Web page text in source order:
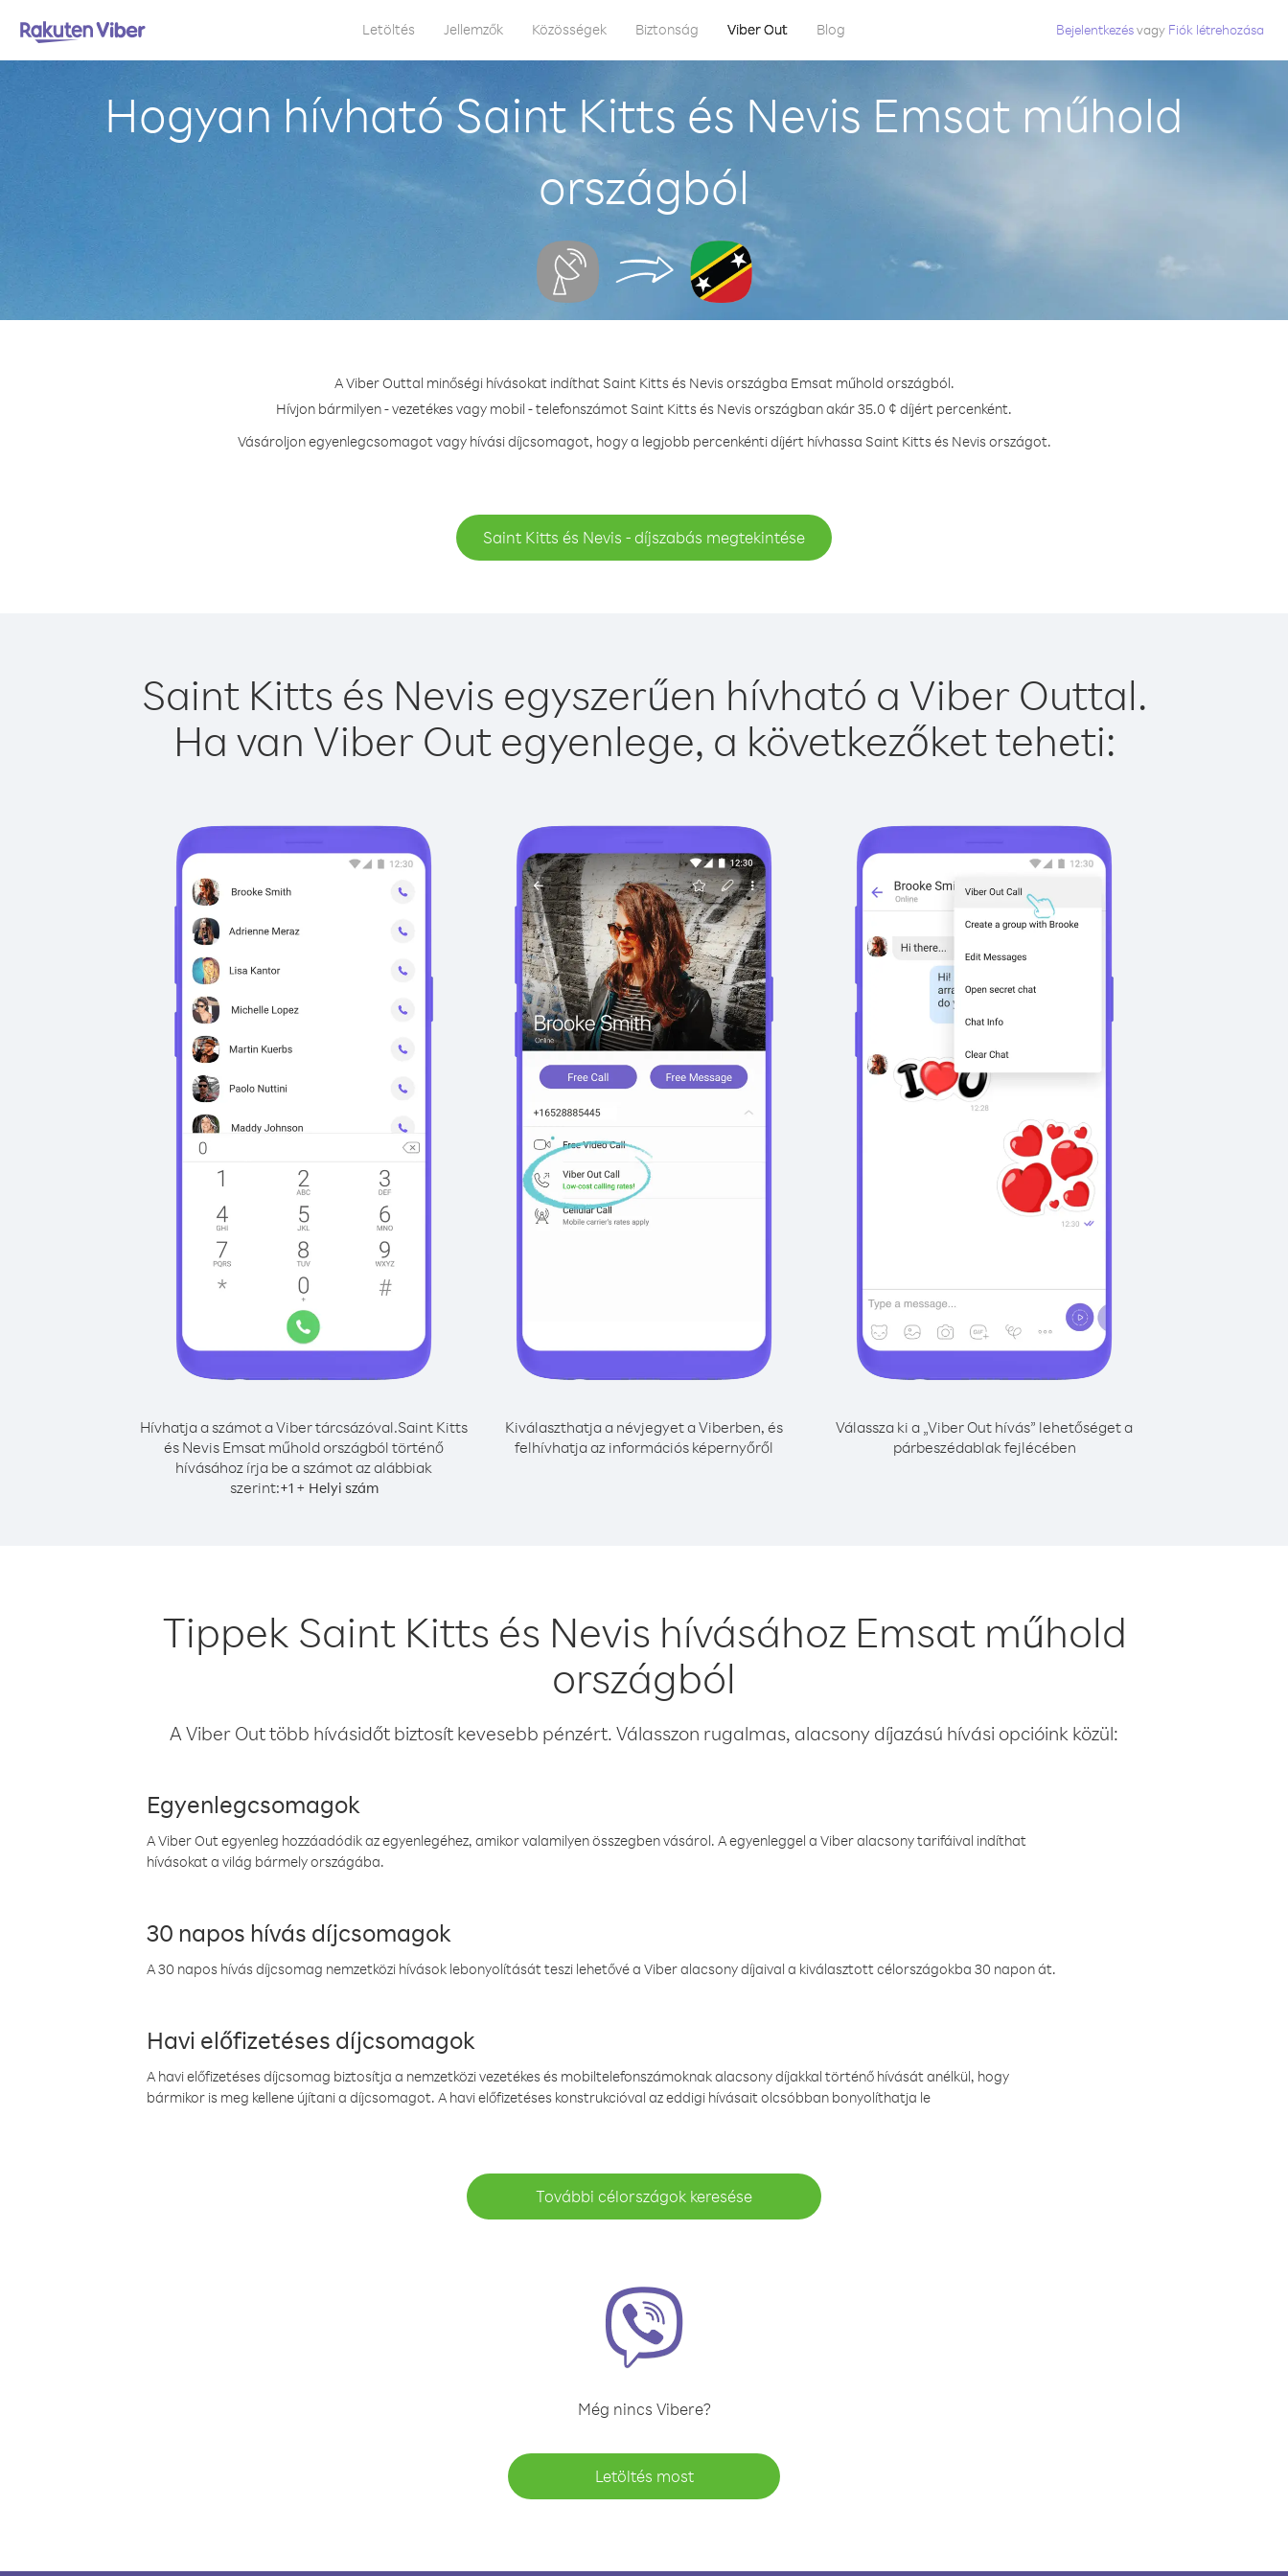
Letöltés Jellemzők Közösségek Biztonság Viber Out Blog Bejelentkezésvagy Fiók létrehozása
Hogyan hívható Saint Kitts és Nevis Emsat műhold
országból
A Viber Outtal minőségi hívásokat indíthat Saint Kitts és Nevis országba Emsat műhold országból.
Hívjon bármilyen - vezetékes vagy mobil - telefonszámot Saint Kitts és Nevis országban akár 35.0 ¢ díjért percenként.
Vásároljon egyenlegcsomagot vagy hívási díjcsomagot, hogy a legjobb percenkénti díjért hívhassa Saint Kitts és Nevis országot.
Saint Kitts és Nevis - díjszabás megtekintése
Saint Kitts és Nevis egyszerűen hívható a Viber Outtal.
Ha van Viber Out egyenlege, a következőket teheti:
Hívhatja a számot a Viber tárcsázóval.Saint Kitts
és Nevis Emsat műhold országból történő
hívásához írja be a számot az alábbiak
szerint:+1+ Helyi szám
Kiválaszthatja a névjegyet a Viberben, és
felhívhatja az információs képernyőről
Válassza ki a „Viber Out hívás” lehetőséget a
párbeszédablak fejlécében
Tippek Saint Kitts és Nevis hívásához Emsat műhold
országból
A Viber Out több hívásidőt biztosít kevesebb pénzért. Válasszon rugalmas, alacsony díjazású hívási opcióink közül:
Egyenlegcsomagok
A Viber Out egyenleg hozzáadódik az egyenlegéhez, amikor valamilyen összegben vásárol. A egyenleggel a Viber alacsony tarifáival indíthat
hívásokat a világ bármely országába.
30 napos hívás díjcsomagok
A 30 napos hívás díjcsomag nemzetközi hívások lebonyolítását teszi lehetővé a Viber alacsony díjaival a kiválasztott célországokba 30 napon át.
Havi előfizetéses díjcsomagok
A havi előfizetéses díjcsomag biztosítja a nemzetközi vezetékes és mobiltelefonszámoknak alacsony díjakkal történő hívását anélkül, hogy
bármikor is meg kellene újítani a díjcsomagot. A havi előfizetéses konstrukcióval az eddigi hívásait olcsóbban bonyolíthatja le
További célországok keresése
Még nincs Vibere?
Letöltés most